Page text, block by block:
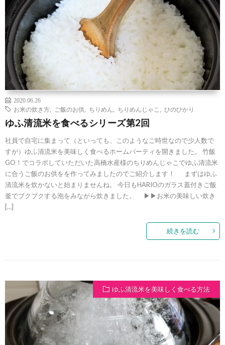
2020.06.26
お米の炊き方
ご飯のお供 ちりめん ちりめんじゃこ ひのひかり
ゆふ清流米を食べるシリーズ第2回
社員で自宅に集まって（といっても、このようなご時世なので少人数で
すが）ゆふ清流米を美味しく食べるホームパーティを開きました。 竹飯
GO！でコラボしていただいた高橋水産様のちりめんじゃこでゆふ清流米
に合うご飯のお供をを作ってみましたのでご紹介します！ まずはゆふ
清流米を炊かないと始まりませんね。 今日もHARIOのガラス蓋付きご飯
釜でブクブクする泡をみながら炊きました。 ▶▶お米の美味しい炊き
[…]
続きを読む
ゆふ清流米を美味しく食べる方法